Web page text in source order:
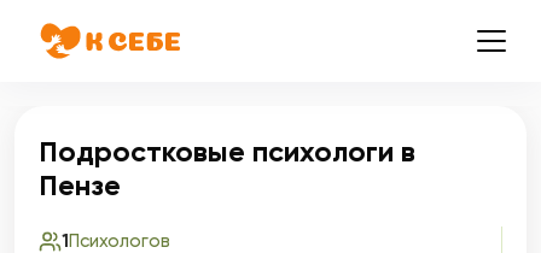
Подростковые психологи в
Пензе
1Психологов